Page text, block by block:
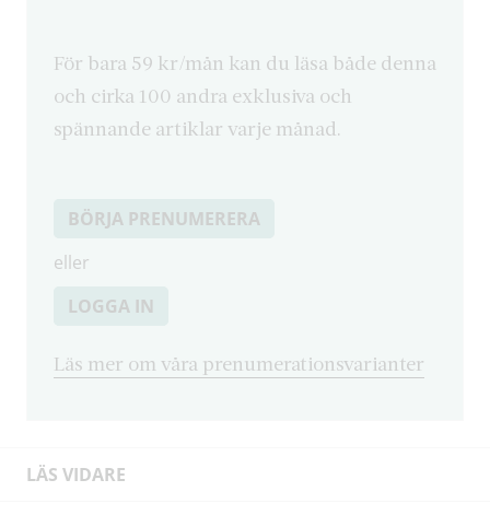
För bara 59 kr/mån kan du läsa både denna
och cirka 100 andra exklusiva och
spännande artiklar varje månad.
BÖRJA PRENUMERERA
eller
LOGGA IN
Läs mer om våra prenumerationsvarianter
LÄS VIDARE